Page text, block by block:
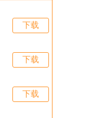
下载
下载
下载